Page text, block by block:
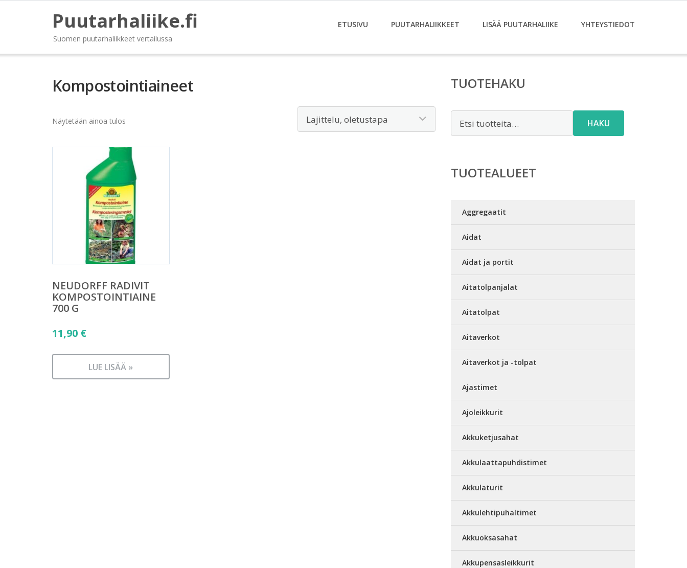
Puutarhaliike.fi
Suomen puutarhaliikkeet vertailussa
ETUSIVU PUUTARHALIIKKEET LISÄÄ PUUTARHALIIKE YHTEYSTIEDOT
Kompostointiaineet
Näytetään ainoa tulos
NEUDORFF RADIVIT
KOMPOSTOINTIAINE
700 G
11,90 €
LUE LISÄÄ »
TUOTEHAKU
HAKU
TUOTEALUEET
Aggregaatit
Aidat
Aidat ja portit
Aitatolpanjalat
Aitatolpat
Aitaverkot
Aitaverkot ja -tolpat
Ajastimet
Ajoleikkurit
Akkuketjusahat
Akkulaattapuhdistimet
Akkulaturit
Akkulehtipuhaltimet
Akkuoksasahat
Akkupensasleikkurit